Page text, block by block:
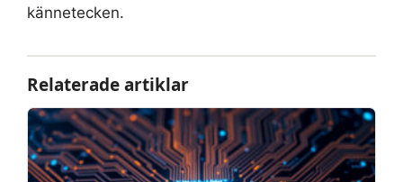
kännetecken.
Relaterade artiklar